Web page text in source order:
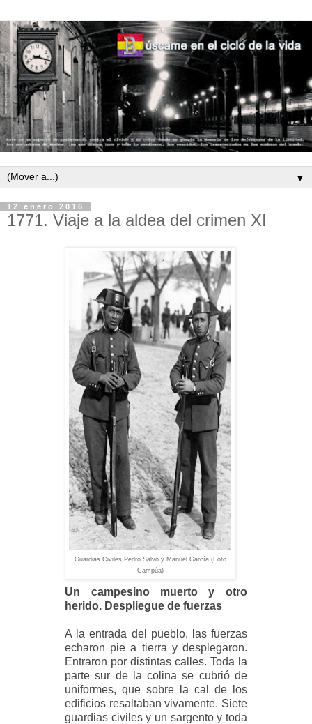
▼
12 enero 2016
1771. Viaje a la aldea del crimen XI
Guardias Civiles Pedro Salvo y Manuel García (Foto
Campúa)
Un campesino muerto y otro
herido. Desplieguede fuerzas
A la entrada del pueblo, las fuerzas
echaron pie a tierra y desplegaron.
Entraron por distintas calles. Toda la
parte sur de la colina se cubrió de
uniformes, que sobre la cal de los
edificios resaltabanvivamente. Siete
guardias civiles y un sargento y toda